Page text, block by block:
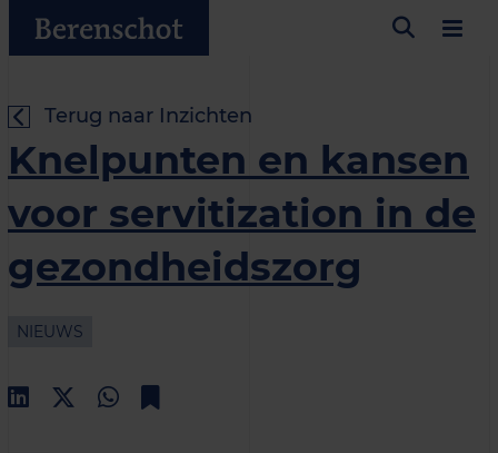
Terug naar Inzichten
Knelpunten en kansen
voor servitization in de
gezondheidszorg
NIEUWS